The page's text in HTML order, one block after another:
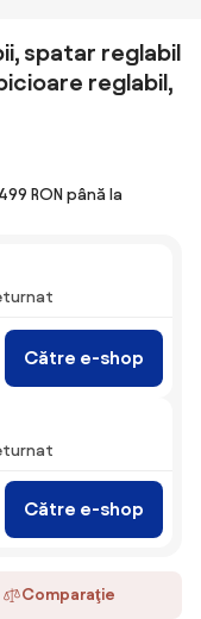
spatar reglabil
reglabil,
RON până la
Către e-shop
Către e-shop
Comparaţie